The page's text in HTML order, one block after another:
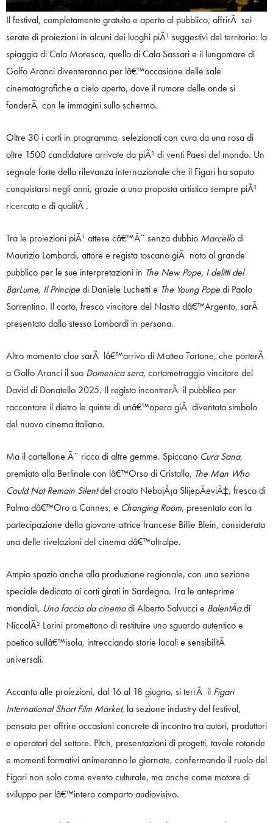
Il festival, completamente gratuito e aperto al pubblico, offrirÃ sei
serate di proiezioni in alcuni dei luoghi piÃ¹ suggestivi del territorio: la
spiaggia di Cala Moresca, quella di Cala Sassari e il lungomare di
Golfo Aranci diventeranno per lâ€™occasione delle sale
cinematografiche a cielo aperto, dove il rumore delle onde si
fonderÃ con le immagini sullo schermo.
Oltre 30 i corti in programma, selezionati con cura da una rosa di
oltre 1500 candidature arrivate da piÃ¹ di venti Paesi del mondo. Un
segnale forte della rilevanza internazionale che il Figari ha saputo
conquistarsi negli anni, grazie a una proposta artistica sempre piÃ¹
ricercata e di qualitÃ .
Tra le proiezioni piÃ¹ attese câ€™Ã¨ senza dubbio Marcellodi
Maurizio Lombardi, attore e regista toscano giÃ noto al grande
pubblico per le sue interpretazioni in The New Pope, I delitti del
BarLume, Il Principedi Daniele Luchetti e The Young Popedi Paolo
Sorrentino. Il corto, fresco vincitore del Nastro dâ€™Argento, sarÃ
presentato dallo stesso Lombardi in persona.
Altro momento clou sarÃ lâ€™arrivo di Matteo Tortone, che porterÃ
a Golfo Aranci il suo Domenica sera, cortometraggio vincitore del
David di Donatello 2025. Il regista incontrerÃ il pubblico per
raccontare il dietro le quinte di unâ€™opera giÃ diventata simbolo
del nuovo cinema italiano.
Ma il cartellone Ã¨ ricco di altre gemme. Spiccano Cura Sana,
premiato alla Berlinale con lâ€™Orso di Cristallo, The Man Who
Could Not Remain Silentdel croato NebojÅ¡a SlijepÄeviÄ‡, fresco di
Palma dâ€™Oro a Cannes, e Changing Room, presentato con la
partecipazione della giovane attrice francese Billie Blein, considerata
una delle rivelazioni del cinema dâ€™oltralpe.
Ampio spazio anche alla produzione regionale, con una sezione
speciale dedicata ai corti girati in Sardegna. Tra le anteprime
mondiali, Una faccia da cinemadi Alberto Salvucci e BalentÃ­adi
NiccolÃ² Lorini promettono di restituire uno sguardo autentico e
poetico sullâ€™isola, intrecciando storie locali e sensibilitÃ
universali.
Accanto alle proiezioni, dal 16 al 18 giugno, si terrÃ il Figari
International Short Film Market, la sezione industry del festival,
pensata per offrire occasioni concrete di incontro tra autori, produttori
e operatori del settore. Pitch, presentazioni di progetti, tavole rotonde
e momenti formativi animeranno le giornate, confermando il ruolo del
Figari non solo come evento culturale, ma anche come motore di
sviluppo per lâ€™intero comparto audiovisivo.